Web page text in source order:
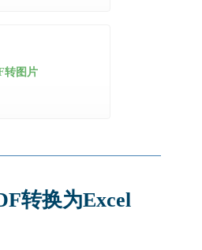
转图片
转换为Excel